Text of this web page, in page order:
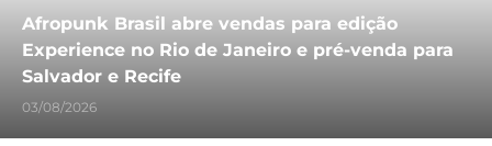
Afropunk Brasil abre vendas para edição
Experience no Rio de Janeiro e pré-venda para
Salvador e Recife
03/08/2026